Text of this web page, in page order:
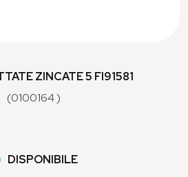
ZINCATE 5 FI91581
(0100164 )
DISPONIBILE